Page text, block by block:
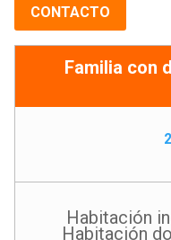
CONTACTO
Familia con
Habitación
Habitación